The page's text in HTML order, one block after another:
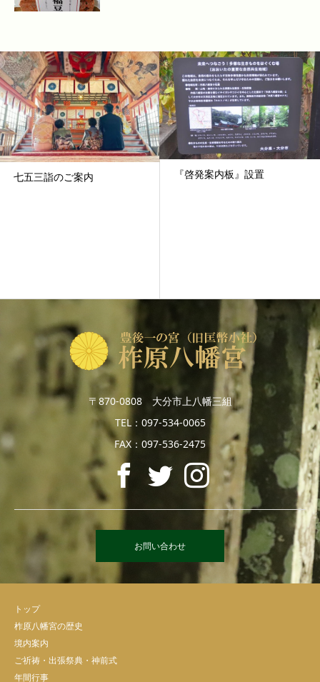
七五三詣のご案内 『啓発案内板』設置
〒870-0808 大分市上八幡三組
TEL：097-534-0065
FAX：097-536-2475
お問い合わせ
トップ
柞原八幡宮の歴史
境内案内
ご祈祷・出張祭典・神前式
年間行事